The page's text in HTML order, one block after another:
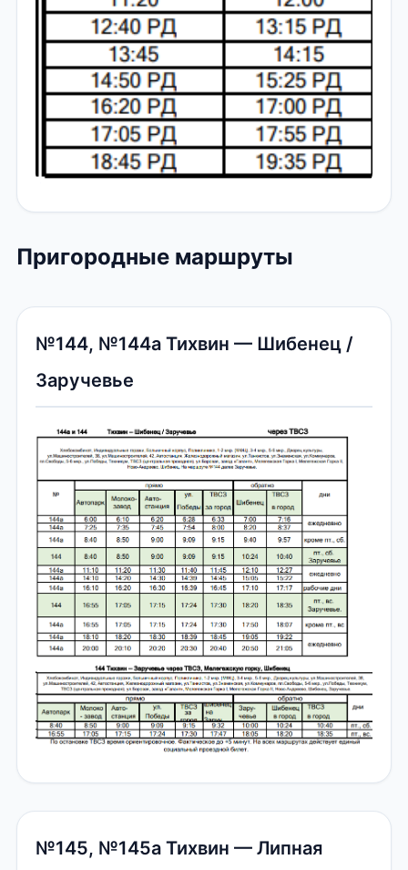
Пригородные маршруты
№144, №144а Тихвин — Шибенец /
Заручевье
№145, №145а Тихвин — Липная